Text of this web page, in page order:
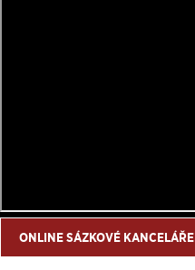
ONLINE SÁZKOVÉ KANCELÁŘE